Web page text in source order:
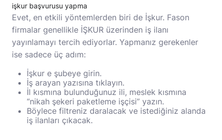
işkur başvurusu yapma
Evet, en etkili yöntemlerden biri de İşkur. Fason
firmalar genellikle İŞKUR üzerinden iş ilanı
yayınlamayı tercih ediyorlar. Yapmanız gerekenler
ise sadece üç adım:
İşkur e şubeye girin.
İş arayan yazısına tıklayın.
İl kısmına bulunduğunuz ili, meslek kısmına
“nikah şekeri paketleme işçisi” yazın.
Böylece filtreniz daralacak ve istediğiniz alanda
iş ilanları çıkacak.